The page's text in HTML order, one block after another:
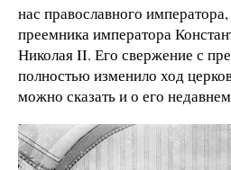
нас православного
преемника императора
Николая II. Его свержение с
полностью изменило ход
можно сказать и о его